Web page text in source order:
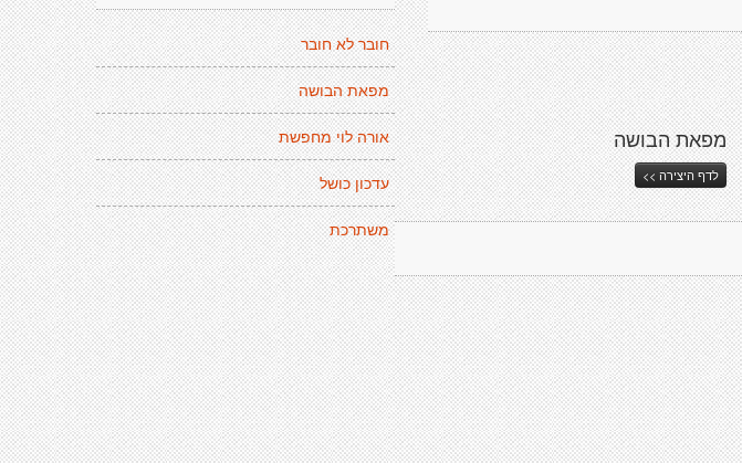
חובר לא חובר
מפאת הבושה
אורה לוי מחפשת
עדכון כושל
משתרכת
מפאת הבושה
לדף היצירה >>